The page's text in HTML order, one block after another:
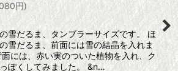
円)
雪だるま、タンブラーサイズです。 ほ
雪だるま、前面には雪の結晶を入れま
面には、赤い実のついた植物を入れ、ク
ぽくしてみました。 &n…